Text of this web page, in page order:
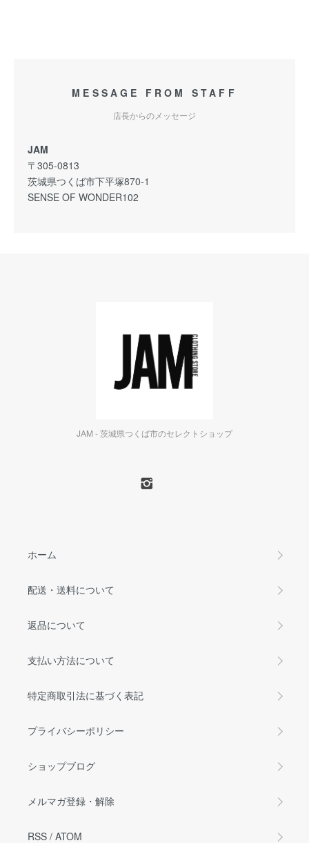
MESSAGE FROM STAFF
店長からのメッセージ
JAM
〒305-0813
茨城県つくば市下平塚870-1
SENSE OF WONDER102
JAM - 茨城県つくば市のセレクトショップ
ホーム
配送・送料について
返品について
支払い方法について
特定商取引法に基づく表記
プライバシーポリシー
ショップブログ
メルマガ登録・解除
RSS / ATOM